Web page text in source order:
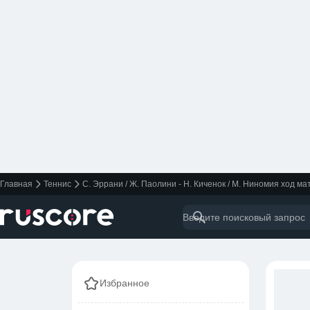
Главная Теннис С. Эррани / Ж. Паолини - Н. Киченок / М. Ниномия ход
Избранное